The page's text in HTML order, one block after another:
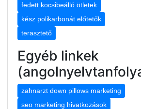
fedett kocsibeálló ötletek
kész polikarbonát előtetők
terasztető
Egyéb linkek
zahnarzt down pillows marketing
seo marketing hivatkozások